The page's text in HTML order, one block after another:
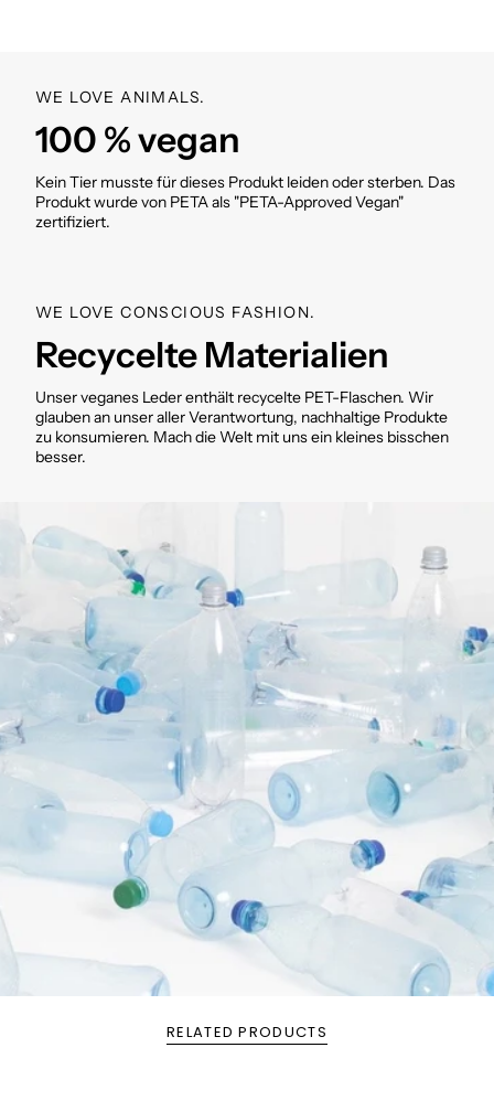
WE LOVE ANIMALS.
100 % vegan
Kein Tier musste für dieses Produkt leiden oder sterben. Das
Produkt wurde von PETA als "PETA-Approved Vegan"
zertifiziert.
WE LOVE CONSCIOUS FASHION.
Recycelte Materialien
Unser veganes Leder enthält recycelte PET-Flaschen. Wir
glauben an unser aller Verantwortung, nachhaltige Produkte
zu konsumieren. Mach die Welt mit uns ein kleines bisschen
besser.
RELATED PRODUCTS